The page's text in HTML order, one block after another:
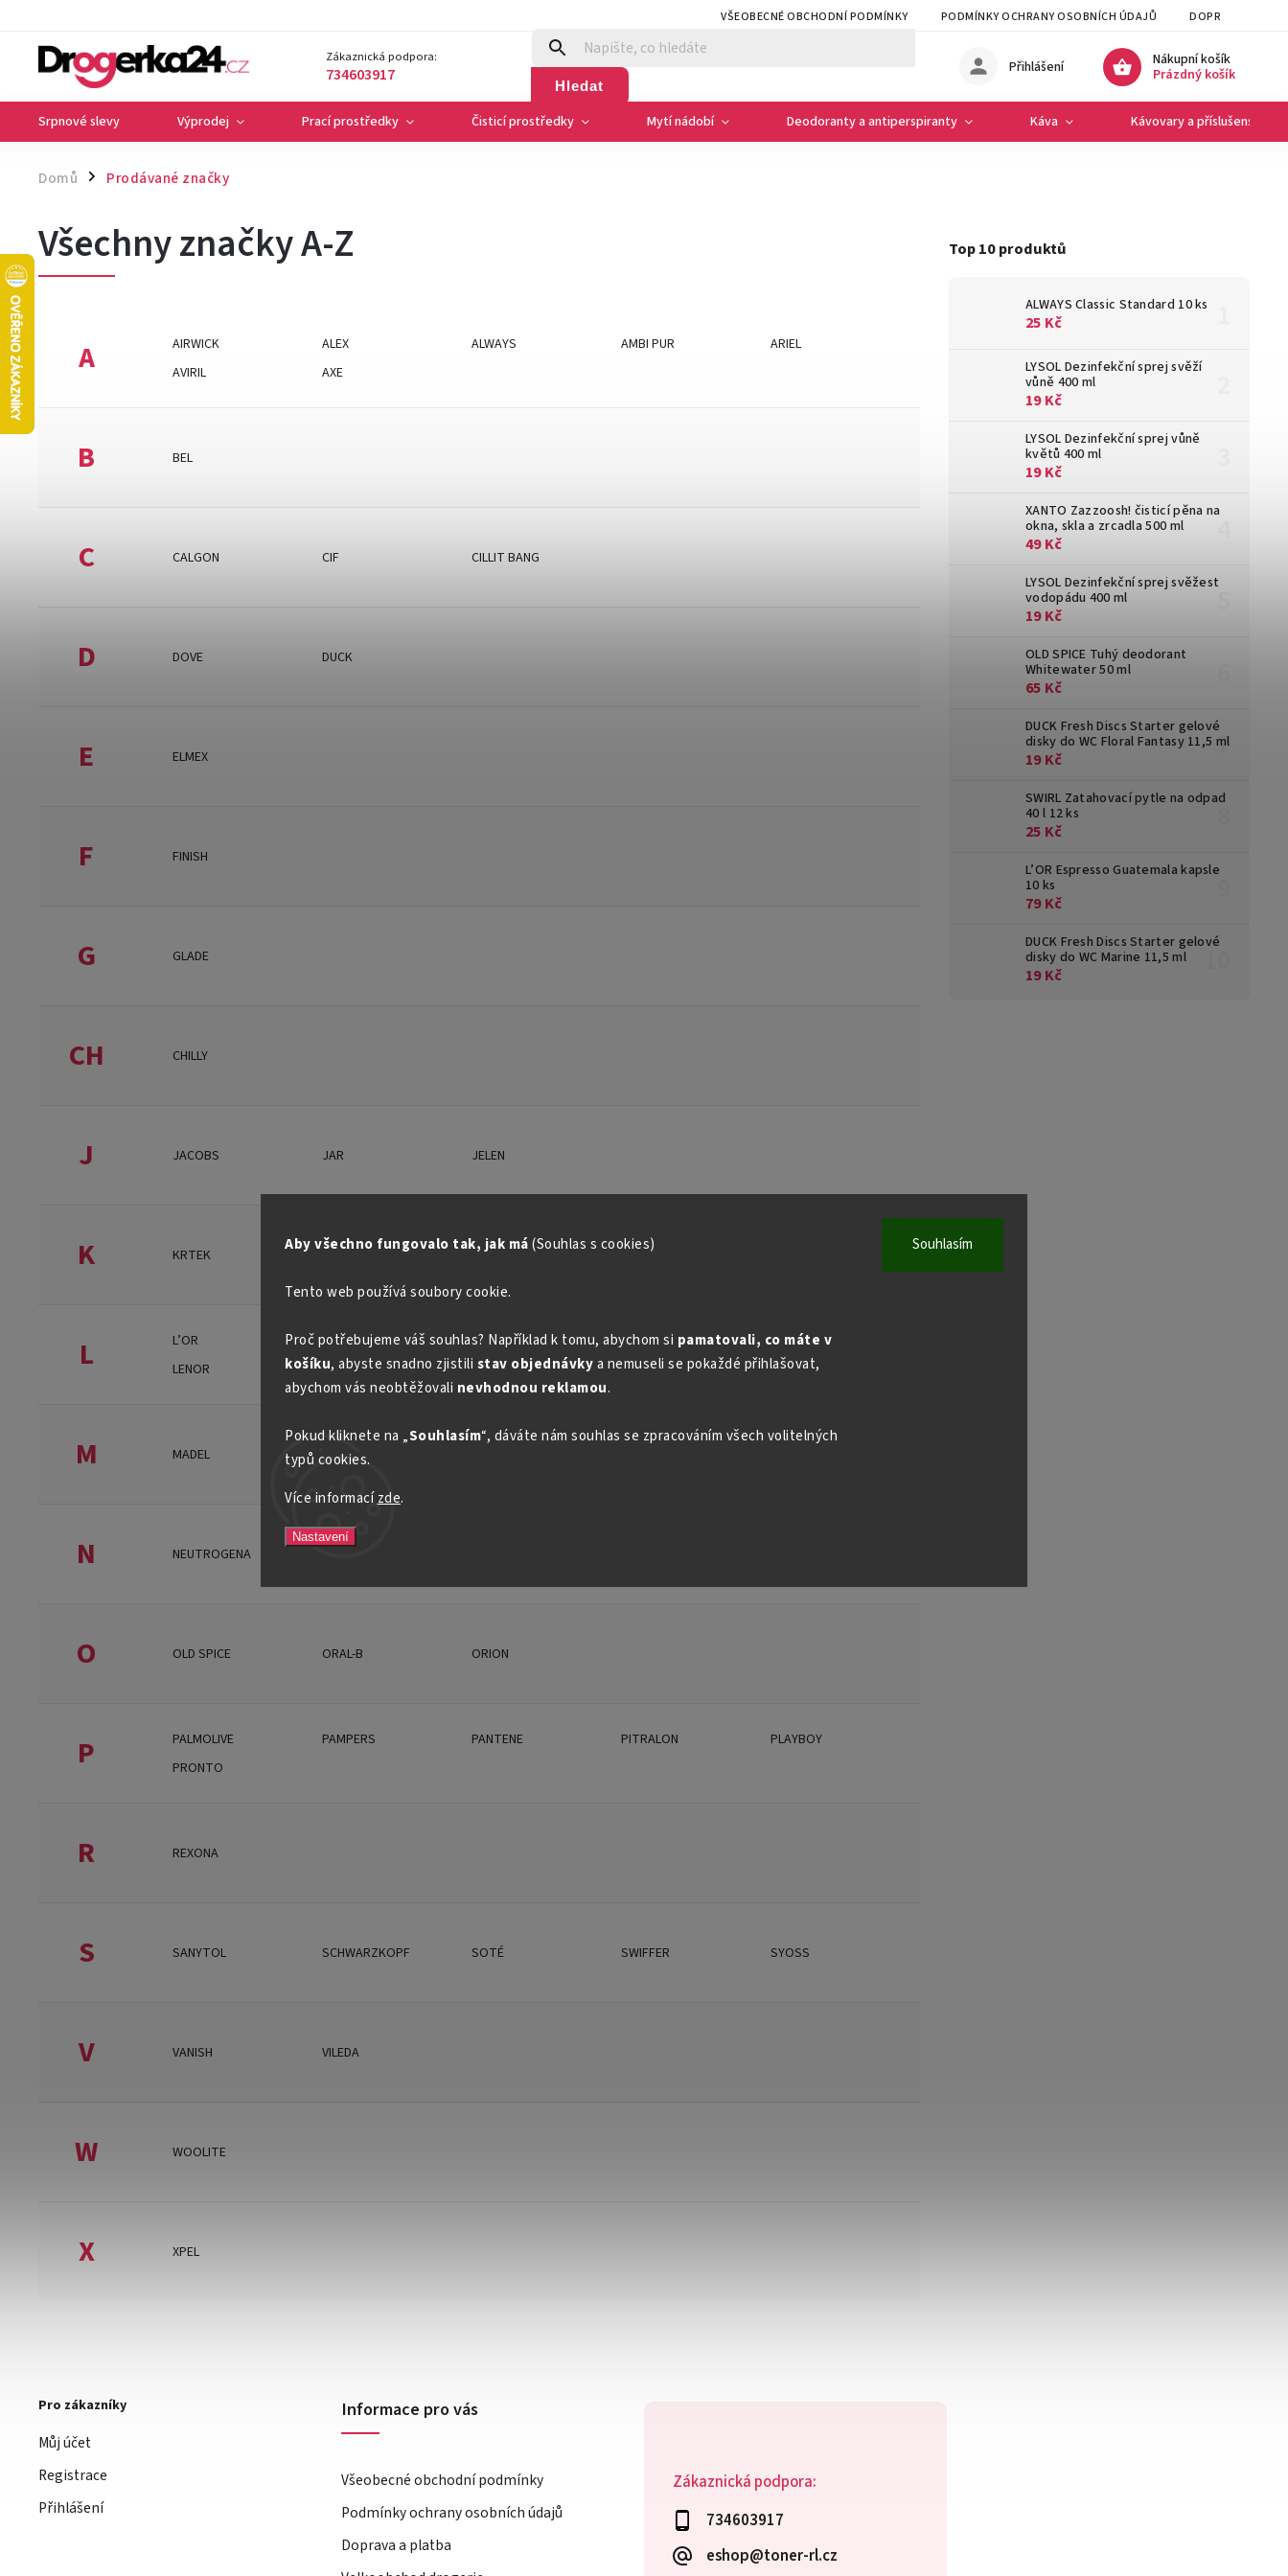
Aby všechno fungovalo tak, jak má(Souhlas s cookies)
Tento web používá soubory cookie.
Proč potřebujeme váš souhlas? Například k tomu, abychom si pamatovali, co máte v
košíku, abyste snadno zjistili stav objednávkya nemuseli se pokaždé přihlašovat,
abychom vás neobtěžovali nevhodnou reklamou.
Pokud kliknete na „Souhlasím“, dáváte nám souhlas se zpracováním všech volitelných
typů cookies.
Více informacízde.
Nastavení
Souhlasím
VŠEOBECNÉ OBCHODNÍ PODMÍNKY PODMÍNKY OCHRANY OSOBNÍCH ÚDAJŮ DOPRAVA A
Zákaznická podpora:
734603917 Hledat
Nákupní košík
Prázdný košík
Přihlášení
Srpnové slevy Výprodej Prací prostředky Čisticí prostředky Mytí nádobí Deodoranty a antiperspiranty Káva Kávovary a příslušenství
Domů / Prodávané značky
Top 10 produktů
ALWAYS Classic Standard 10 ks
25 Kč
LYSOL Dezinfekční sprej svěží
vůně 400 ml
19 Kč
LYSOL Dezinfekční sprej vůně
květů 400 ml
19 Kč
XANTO Zazzoosh! čisticí pěna na
okna, skla a zrcadla 500 ml
49 Kč
LYSOL Dezinfekční sprej svěžest
vodopádu 400 ml
19 Kč
OLD SPICE Tuhý deodorant
Whitewater 50 ml
65 Kč
DUCK Fresh Discs Starter gelové
disky do WC Floral Fantasy 11,5 ml
19 Kč
SWIRL Zatahovací pytle na odpad
40 l 12 ks
25 Kč
L’OR Espresso Guatemala kapsle
10 ks
79 Kč
DUCK Fresh Discs Starter gelové
disky do WC Marine 11,5 ml
19 Kč
Všechny značky A-Z
A AIRWICK ALEX ALWAYS AMBI PUR
ARIEL
AVIRIL
AXE
B BEL
C CALGON CIF CILLIT BANG
D DOVE DUCK
E ELMEX
F FINISH
G GLADE
CH CHILLY
J JACOBS JAR JELEN
K KRTEK
L L’OR LACTOVIT LANZA LAVANDERA
LAVON
LENOR
LINTEO LOVELA LUXON
M MADEL MERIDOL
N NEUTROGENA
O OLD SPICE ORAL-B ORION
P PALMOLIVE PAMPERS PANTENE PITRALON
PLAYBOY
PRONTO
R REXONA
S SANYTOL SCHWARZKOPF SOTÉ SWIFFER SYOSS
V VANISH VILEDA
W WOOLITE
X XPEL
Zákaznická podpora:
734603917
eshop@toner-rl.cz
Pro zákazníky
Můj účet
Registrace
Přihlášení
Informace pro vás
Všeobecné obchodní podmínky
Podmínky ochrany osobních údajů
Doprava a platba